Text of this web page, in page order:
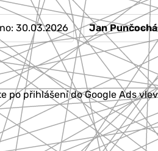
30.03.2026 Jan
po přihlášení do Google Ads